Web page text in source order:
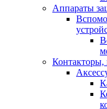
Аппараты
Контакторы,